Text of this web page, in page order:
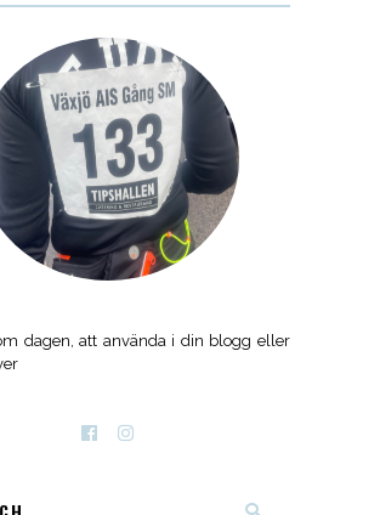
dagen, att använda i din blogg eller